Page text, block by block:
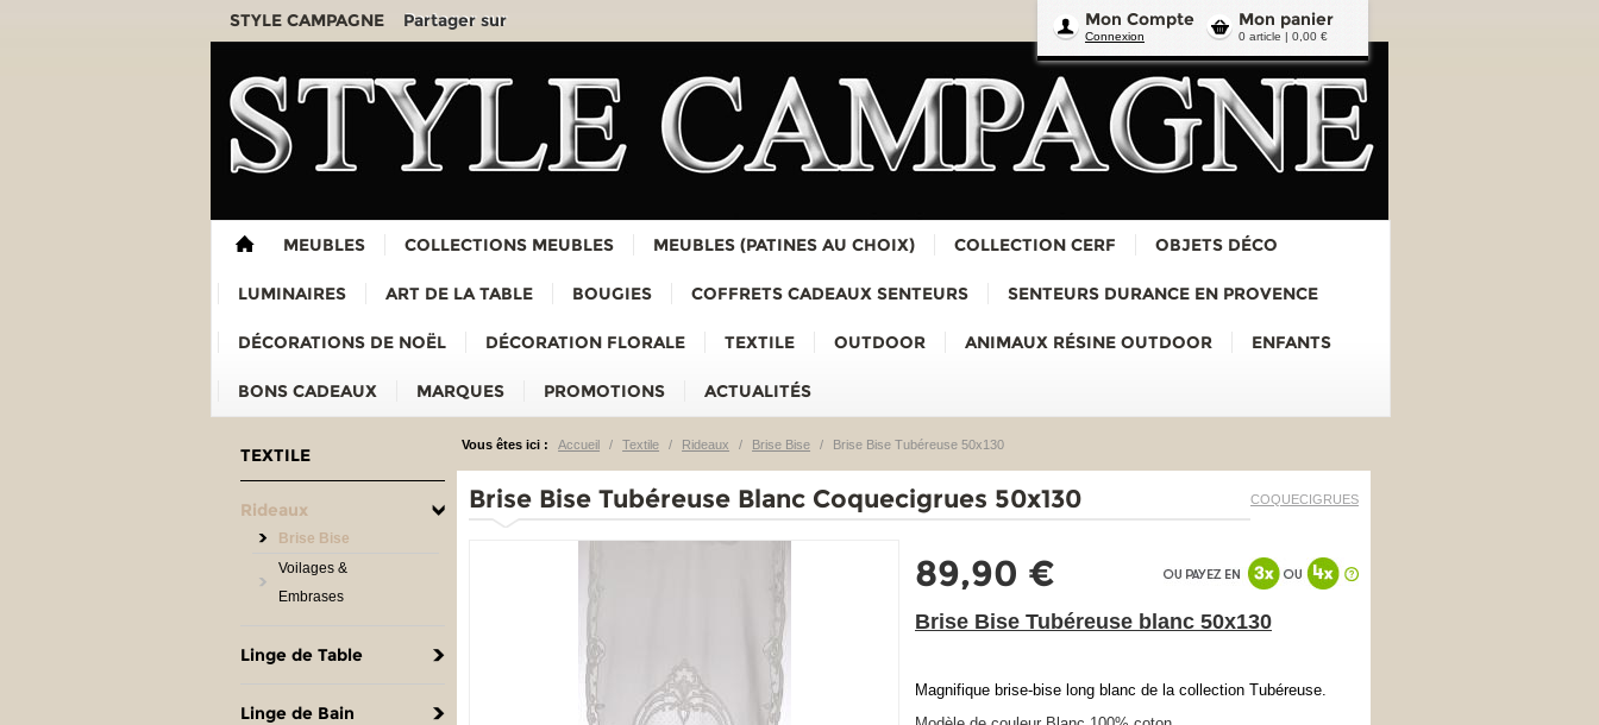
Mon panier
0 article | 0,00 €
Mon Compte
Connexion
STYLE CAMPAGNE Partager sur
MEUBLES COLLECTIONS MEUBLES MEUBLES (PATINES AU CHOIX) COLLECTION CERF OBJETS DÉCO
LUMINAIRES ART DE LA TABLE BOUGIES COFFRETS CADEAUX SENTEURS SENTEURS DURANCE EN PROVENCE
DÉCORATIONS DE NOËL DÉCORATION FLORALE TEXTILE OUTDOOR ANIMAUX RÉSINE OUTDOOR ENFANTS
BONS CADEAUX MARQUES PROMOTIONS ACTUALITÉS
TEXTILE
Rideaux
Brise Bise
Voilages &
Embrases
Linge de Table
Linge de Bain
Vous êtes ici : Accueil / Textile / Rideaux / Brise Bise / Brise Bise Tubéreuse 50x130
COQUECIGRUES
Brise Bise Tubéreuse Blanc Coquecigrues 50x130
89,90 €
Brise Bise Tubéreuse blanc 50x130
Magnifique brise-bise long blanc de la collection Tubéreuse.